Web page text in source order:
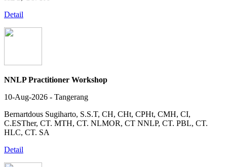
Detail
NNLP Practitioner Workshop
10-Aug-2026 - Tangerang
Bernartdous Sugiharto, S.S.T, CH, CHt, CPHt, CMH, CI,
C.ESTher, CT. MTH, CT. NLMOR, CT NNLP, CT. PBL, CT.
HLC, CT. SA
Detail